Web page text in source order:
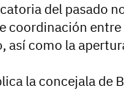
del pasado
coordinación
así como la
la concejala de